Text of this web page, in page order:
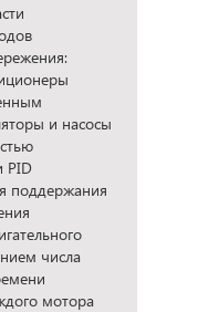
и насосы
PID
поддержания
числа
мотора